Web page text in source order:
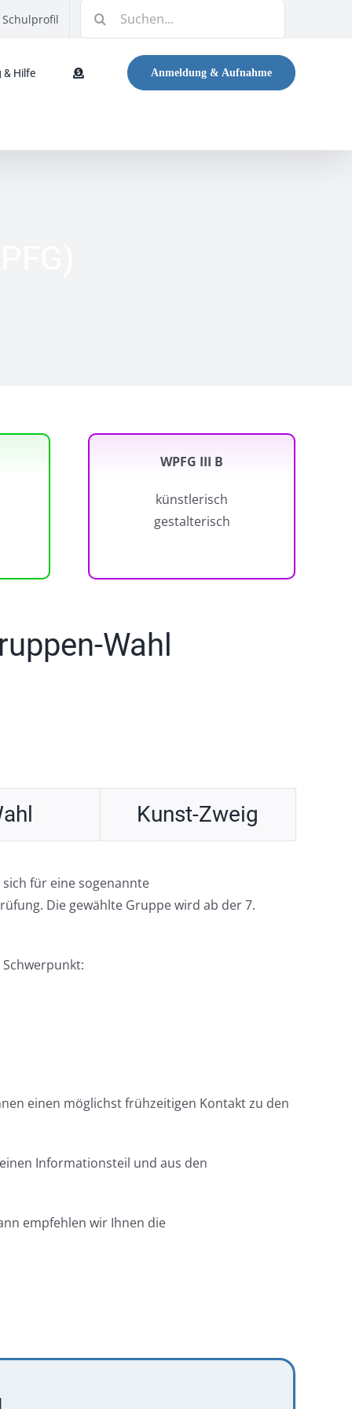
Schulprofil
nach:
& Hilfe Anmeldung & Aufnahme
WPFG III B
künstlerisch
gestalterisch
Wahl
Kunst-Zweig
für eine sogenannte
Die gewählte Gruppe wird ab der 7.
einen möglichst frühzeitigen Kontakt zu den
Informationsteil und aus den
empfehlen wir Ihnen die